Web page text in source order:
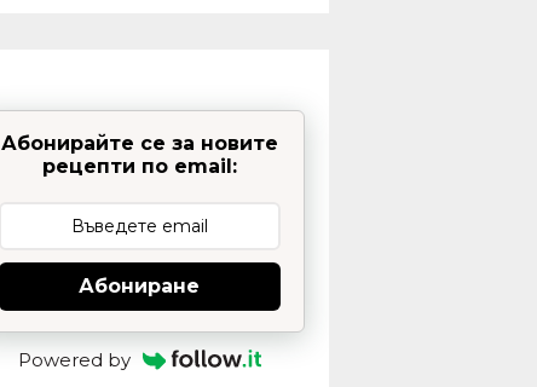
Абонирайте се за новите
рецепти по email:
Абониране
Powered by